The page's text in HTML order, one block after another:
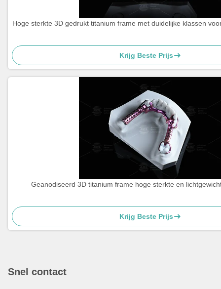
Hoge sterkte 3D gedrukt titanium frame met duidelijke klassen
Krijg Beste Prijs
Geanodiseerd 3D titanium frame hoge sterkte en
Krijg Beste Prijs
Snel contact